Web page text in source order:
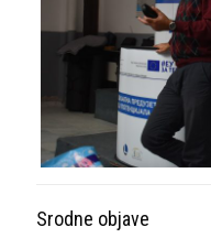
Srodne objave